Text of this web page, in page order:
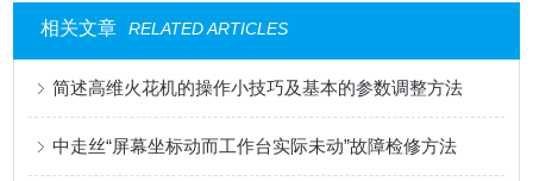
相关文章 RELATED ARTICLES
简述高维火花机的操作小技巧及基本的参数调整方法
中走丝“屏幕坐标动而工作台实际未动”故障检修方法